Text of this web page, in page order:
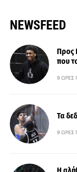
NEWSFEED
Προς
που
9 ΏΡΕΣ
Τα
9 ΏΡΕΣ